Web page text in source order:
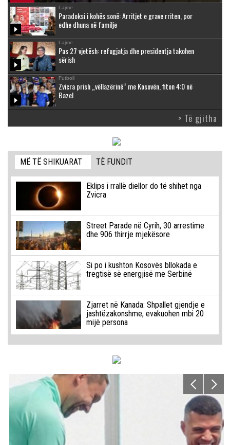
Lajme
Paradoksi i kohës sonë: Arritjet e grave rriten, por
edhe dhuna në familje
Lajme
Pas 27 vjetësh: refugjatja dhe presidentja takohen
sërish
Futboll
Zvicra prish „vëllazërinë“ me Kosovën, fiton 4:0 në
Bazel
> Të gjitha
MË TË SHIKUARAT TË FUNDIT
Eklips i rrallë diellor do të shihet nga
Zvicra
Street Parade në Cyrih, 30 arrestime
dhe 906 thirrje mjekësore
Si po i kushton Kosovës bllokada e
tregtisë së energjisë me Serbinë
Zjarret në Kanada: Shpallet gjendje e
jashtëzakonshme, evakuohen mbi 20
mijë persona